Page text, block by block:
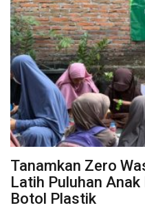
Tanamkan Zero
Latih Puluhan Anak
Botol Plastik